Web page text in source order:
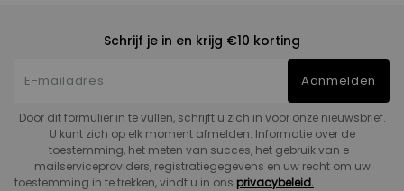
Schrijf je in en krijg €10 korting
Aanmelden
Door dit formulier in te vullen, schrijft u zich in voor onze nieuwsbrief.
U kunt zich op elk moment afmelden. Informatie over de
toestemming, het meten van succes, het gebruik van e-
mailserviceproviders, registratiegegevens en uw recht om uw
toestemming in te trekken, vindt u in ons privacybeleid.